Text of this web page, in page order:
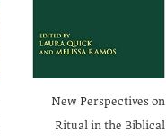
New Perspectives on
Ritual in the Biblical